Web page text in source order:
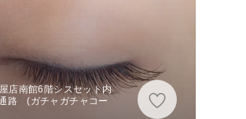
店南館6階シスセット内
路 (ガチャガチャコー